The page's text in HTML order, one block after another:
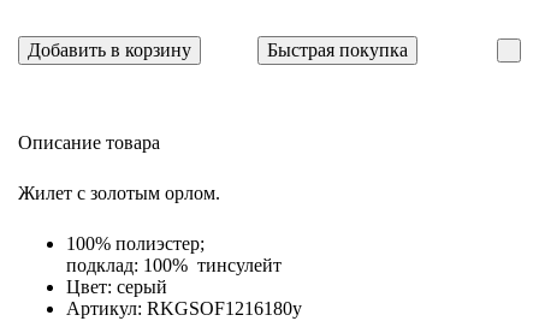
Добавить в корзину Быстрая покупка
Описание товара
Жилет с золотым орлом.
100% полиэстер;
подклад: 100% тинсулейт
Цвет: серый
Артикул: RKGSOF1216180y